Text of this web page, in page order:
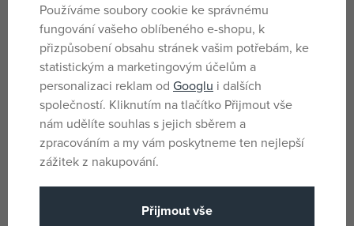
Značky
Používáme soubory cookie ke správnému
fungování vašeho oblíbeného e-shopu, k
přizpůsobení obsahu stránek vašim potřebám, ke
statistickým a marketingovým účelům a
personalizaci reklam od Googlu i dalších
společností. Kliknutím na tlačítko Přijmout vše
nám udělíte souhlas s jejich sběrem a
zpracováním a my vám poskytneme ten nejlepší
zážitek z nakupování.
Přijmout vše